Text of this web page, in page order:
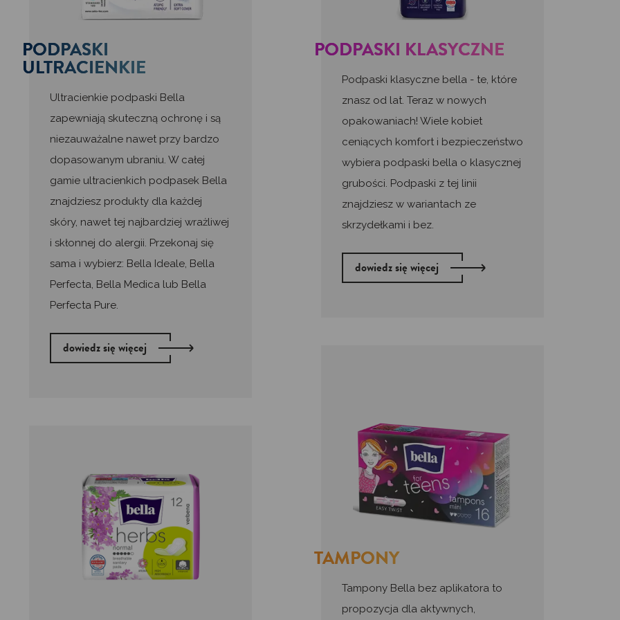
PODPASKI
ULTRACIENKIE
Ultracienkie podpaski Bella
zapewniają skuteczną ochronę i są
niezauważalne nawet przy bardzo
dopasowanym ubraniu. W całej
gamie ultracienkich podpasek Bella
znajdziesz produkty dla każdej
skóry, nawet tej najbardziej wrażliwej
i skłonnej do alergii. Przekonaj się
sama i wybierz: Bella Ideale, Bella
Perfecta, Bella Medica lub Bella
Perfecta Pure.
dowiedz się więcej
PODPASKI KLASYCZNE
Podpaski klasyczne bella - te, które
znasz od lat. Teraz w nowych
opakowaniach! Wiele kobiet
ceniących komfort i bezpieczeństwo
wybiera podpaski bella o klasycznej
grubości. Podpaski z tej linii
znajdziesz w wariantach ze
skrzydełkami i bez.
dowiedz się więcej
TAMPONY
Tampony Bella bez aplikatora to
propozycja dla aktywnych,